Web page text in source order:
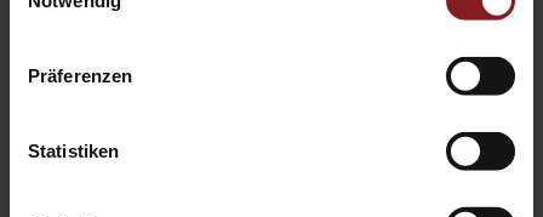
Präferenzen
Statistiken
Nomos New Publications Humanities &
Social Sciences